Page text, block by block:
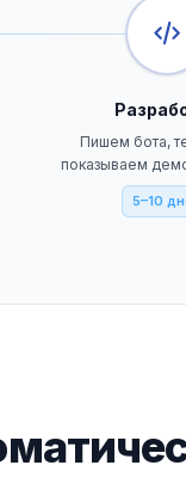
Пишем бота,
показываем
5–10